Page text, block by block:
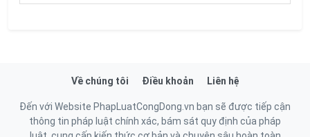
Về chúng tôi Điều khoản Liên hệ
Đến với Website PhapLuatCongDong.vn bạn sẽ được tiếp cận
thông tin pháp luật chính xác, bám sát quy định của pháp